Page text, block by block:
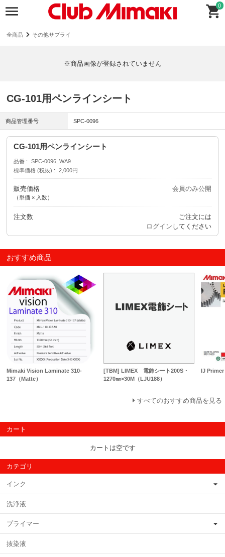
0
全商品 その他サプライ
※商品画像が登録されていません
CG-101用ペンラインシート
商品管理番号 SPC-0096
CG-101用ペンラインシート
品番
SPC-0096_WA9
標準価格 (税抜)
2,000円
販売価格
（単価 × 入数）
会員のみ公開
注文数
ご注文には
ログイン してください
おすすめ商品
Mimaki Vision Laminate 310-
137（Matte）
[TBM] LIMEX 電飾シート200S・
1270㎜×30M（LJU188）
IJ Primer
すべてのおすすめ商品を見る
カート
カートは空です
カテゴリ
インク
洗浄液
プライマー
抜染液